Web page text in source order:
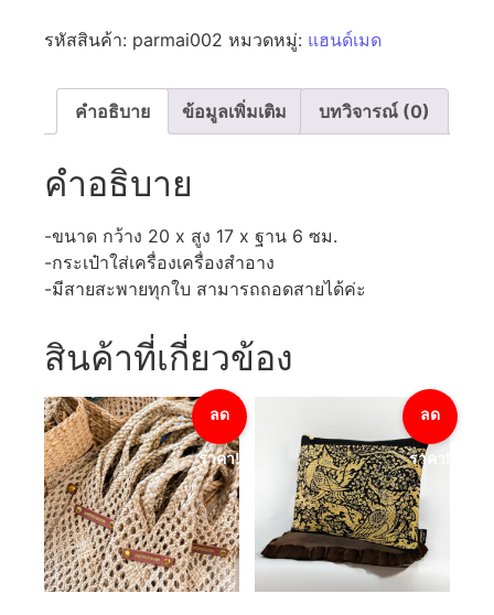
รหัสสินค้า: parmai002 หมวดหมู่: แฮนด์เมด
คำอธิบาย ข้อมูลเพิ่มเติม บทวิจารณ์ (0)
คำอธิบาย
-ขนาด กว้าง 20 x สูง 17 x ฐาน 6 ซม.
-กระเป๋าใส่เครื่องเครื่องสำอาง
-มีสายสะพายทุกใบ สามารถถอดสายได้ค่ะ
สินค้าที่เกี่ยวข้อง
ลด
ราคา!
ลด
ราคา!